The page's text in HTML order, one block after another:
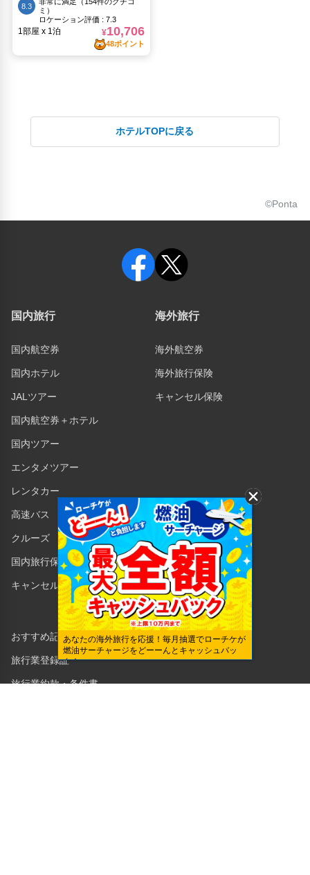
ホテルTOPに戻る
©Ponta
国内旅行
国内航空券
国内ホテル
JALツアー
国内航空券＋ホテル
国内ツアー
エンタメツアー
レンタカー
高速バス
クルーズ
国内旅行保険
キャンセル保険
海外旅行
海外航空券
海外旅行保険
キャンセル保険
おすすめ記事一覧
旅行業登録証
旅行業約款・条件書
あなたの海外旅行を応援！毎月抽選でローチケが
燃油サーチャージをどーーんとキャッシュバッ
ク！